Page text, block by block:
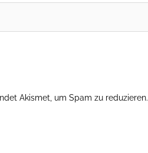
Akismet, um Spam zu reduzieren.